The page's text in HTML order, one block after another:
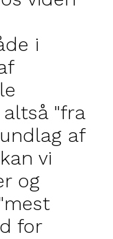
i
"fra
af
vi
og
for